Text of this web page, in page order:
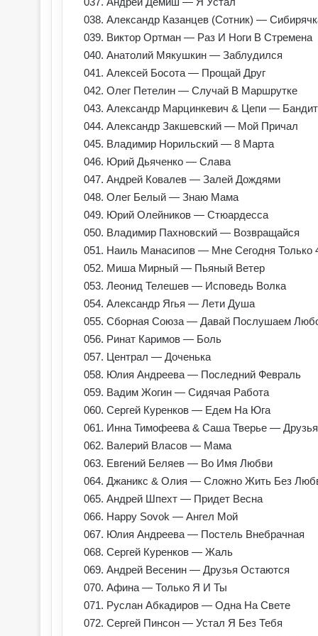
038. Александр Казанцев (Сотник) —
039. Виктор Ортман — Раз И Ноги В Стремена
040. Анатолий Мякушкин — Заблудился
041. Алексей Босота — Прощай Друг
042. Олег Петелин — Случай В Маршрутке
043. Александр Марцинкевич & Цепи —
044. Александр Закшевский — Мой Причал
045. Владимир Норильский — 8 Марта
046. Юрий Дьяченко — Слава
047. Андрей Ковалев — Залей Дождями
048. Олег Белый — Знаю Мама
049. Юрий Олейников — Стюардесса
050. Владимир Пахновский — Возвращайся
051. Наиль Манасипов — Мне Сегодня Только
052. Миша Мирный — Пьяный Ветер
053. Леонид Телешев — Исповедь Волка
054. Александр Ягья — Лети Душа
055. Сборная Союза — Давай Послушаем
056. Ринат Каримов — Боль
057. Централ — Доченька
058. Юлия Андреева — Последний Февраль
059. Вадим Жогин — Сидячая Работа
060. Сергей Куренков — Едем На Юга
061. Инна Тимофеева & Саша Тверье — Друзья
062. Валерий Власов — Мама
063. Евгений Беляев — Во Имя Любви
064. Джаникс & Олия — Сложно Жить Без
065. Андрей Шпехт — Придет Весна
066. Happy Sovok — Ангел Мой
067. Юлия Андреева — Постель Внебрачная
068. Сергей Куренков — Жаль
069. Андрей Весенин — Друзья Остаются
070. Афина — Только Я И Ты
071. Руслан Абкадиров — Одна На Свете
072. Сергей Пинсон — Устал Я Без Тебя